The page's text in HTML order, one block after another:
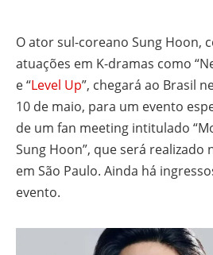
O ator sul-coreano Sung Hoon,
atuações em K-dramas como
e “Level Up”, chegará ao Brasil
10 de maio, para um evento
de um fan meeting intitulado
Sung Hoon”, que será realizado
em São Paulo. Ainda há
evento.